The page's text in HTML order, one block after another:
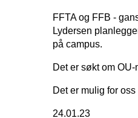
FFTA og FFB -
Lydersen
på campus.
Det er søkt om
Det er mulig for
24.01.23